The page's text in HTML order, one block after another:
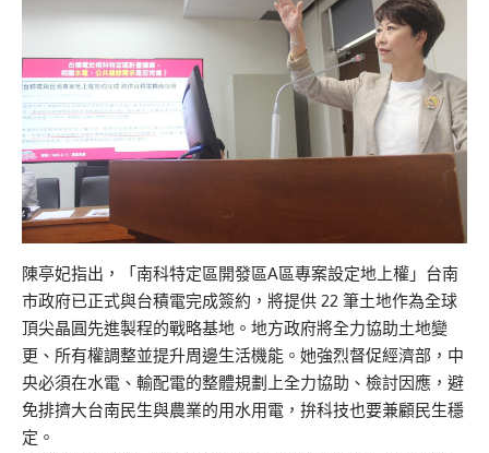
陳亭妃指出，「南科特定區開發區A區專案設定地上權」台南
市政府已正式與台積電完成簽約，將提供 22 筆土地作為全球
頂尖晶圓先進製程的戰略基地。地方政府將全力協助土地變
更、所有權調整並提升周邊生活機能。她強烈督促經濟部，中
央必須在水電、輸配電的整體規劃上全力協助、檢討因應，避
免排擠大台南民生與農業的用水用電，拚科技也要兼顧民生穩
定。